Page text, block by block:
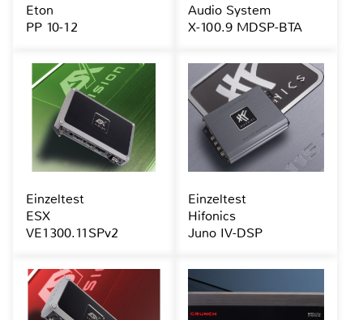
Eton
PP 10-12
Audio System
X-100.9 MDSP-BTA
Einzeltest
ESX
VE1300.11SPv2
Einzeltest
Hifonics
Juno IV-DSP